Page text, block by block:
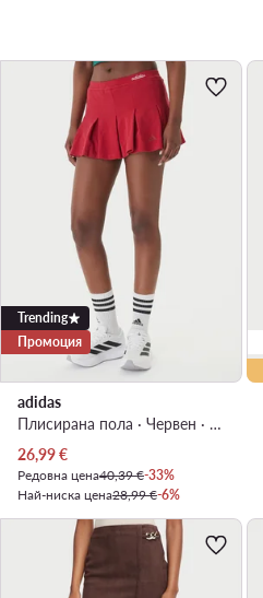
Trending
Промоция
adidas
Плисирана пола · Червен · Мини
Актуална цена
26,99€
Редовна цена40,39 €-33%
Най-ниска цена28,99 €-6%